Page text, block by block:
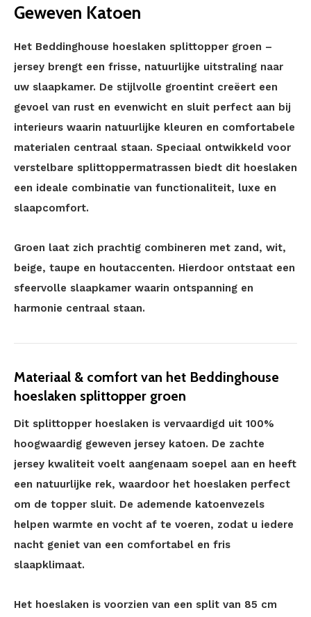
Geweven Katoen
Het Beddinghouse hoeslaken splittopper groen –
jersey brengt een frisse, natuurlijke uitstraling naar
uw slaapkamer. De stijlvolle groentint creëert een
gevoel van rust en evenwicht en sluit perfect aan bij
interieurs waarin natuurlijke kleuren en comfortabele
materialen centraal staan. Speciaal ontwikkeld voor
verstelbare splittoppermatrassen biedt dit hoeslaken
een ideale combinatie van functionaliteit, luxe en
slaapcomfort.
Groen laat zich prachtig combineren met zand, wit,
beige, taupe en houtaccenten. Hierdoor ontstaat een
sfeervolle slaapkamer waarin ontspanning en
harmonie centraal staan.
Materiaal & comfort van het Beddinghouse
hoeslaken splittopper groen
Dit splittopper hoeslaken is vervaardigd uit 100%
hoogwaardig geweven jersey katoen. De zachte
jersey kwaliteit voelt aangenaam soepel aan en heeft
een natuurlijke rek, waardoor het hoeslaken perfect
om de topper sluit. De ademende katoenvezels
helpen warmte en vocht af te voeren, zodat u iedere
nacht geniet van een comfortabel en fris
slaapklimaat.
Het hoeslaken is voorzien van een split van 85 cm